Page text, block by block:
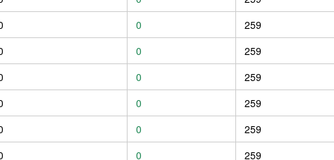
0 259
0 259
0 259
0 259
0 259
0 259